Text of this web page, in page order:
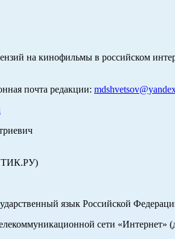
на кинофильмы в российском
почта редакции:
язык Российской
сети «Интернет»